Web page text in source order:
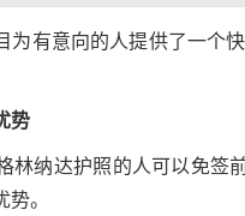
为有意向的人提供了一个
势
林纳达护照的人可以免签
。